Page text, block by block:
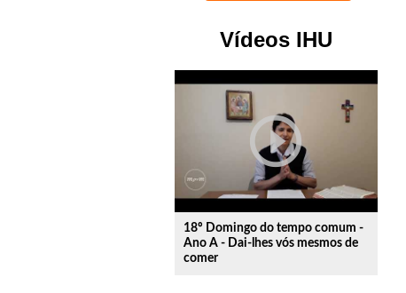
Vídeos IHU
play_circle_outline
18º Domingo do tempo comum -
Ano A - Dai-lhes vós mesmos de
comer